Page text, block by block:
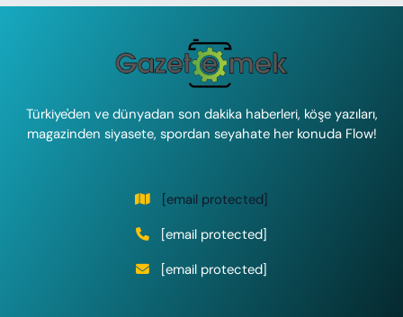
Türkiye'den ve dünyadan son dakika haberleri, köşe yazıları,
magazinden siyasete, spordan seyahate her konuda Flow!
[email protected]
[email protected]
[email protected]